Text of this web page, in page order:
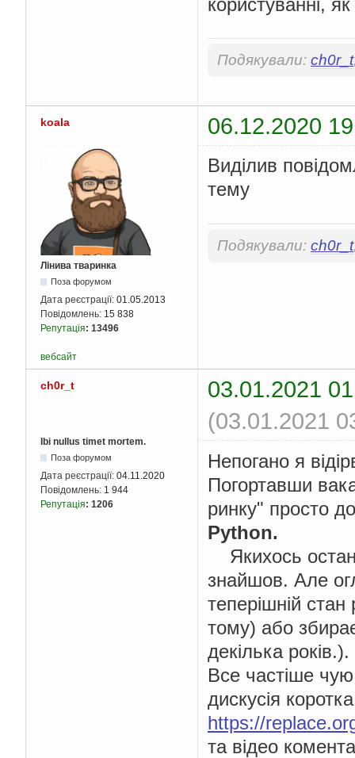
Подякували: ch0r_t
koala 06.12.2020
Лінива тваринка
Поза форумом
Дата реєстрації: 01.05.2013
Повідомлень: 15 838
Репутація: 13496
Виділив
тему
Подякували: ch0r_t
вебсайт
ch0r_t
03.01.2021
(03.01.2021
Ibi nullus timet mortem.
Поза форумом
Дата реєстрації: 04.11.2020
Повідомлень: 1 944
Репутація: 1206
Непогано я
Погортавши
ринку" просто
Python.
Якихось
знайшов. Але
теперішній
тому) або
декілька років.).
Все частіше
дискусія
https://
та відео